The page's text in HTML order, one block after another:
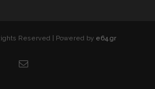
Reserved | Powered by e64.gr
Email